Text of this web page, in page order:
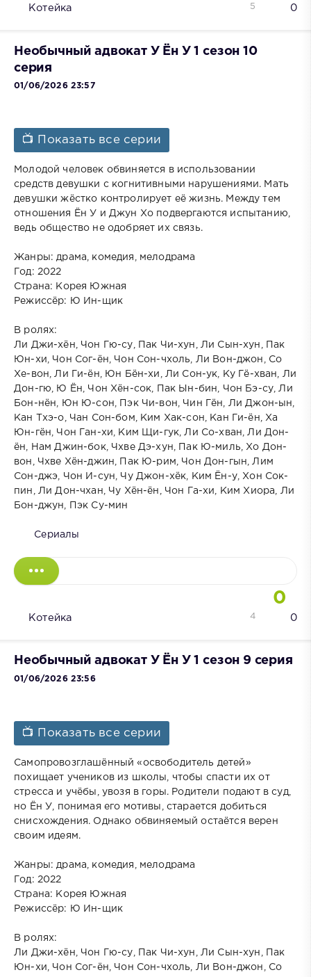
Котейка 0
5
Необычный адвокат У Ён У 1 сезон 10
серия
01/06/2026 23:57
📺 Показать все серии
Молодой человек обвиняется в использовании
средств девушки с когнитивными нарушениями. Мать
девушки жёстко контролирует её жизнь. Между тем
отношения Ён У и Джун Хо подвергаются испытанию,
ведь общество не одобряет их связь.
Жанры: драма, комедия, мелодрама
Год: 2022
Страна: Корея Южная
Режиссёр: Ю Ин-щик
В ролях:
Ли Джи-хён, Чон Гю-су, Пак Чи-хун, Ли Сын-хун, Пак
Юн-хи, Чон Сог-ён, Чон Сон-чхоль, Ли Вон-джон, Со
Хе-вон, Ли Ги-ён, Юн Бён-хи, Ли Сон-ук, Ку Гё-хван, Ли
Дон-гю, Ю Ён, Чон Хён-сок, Пак Ын-бин, Чон Бэ-су, Ли
Бон-нён, Юн Ю-сон, Пэк Чи-вон, Чин Гён, Ли Джон-ын,
Кан Тхэ-о, Чан Сон-бом, Ким Хак-сон, Кан Ги-ён, Ха
Юн-гён, Чон Ган-хи, Ким Щи-гук, Ли Со-хван, Ли Дон-
ён, Нам Джин-бок, Чхве Дэ-хун, Пак Ю-миль, Хо Дон-
вон, Чхве Хён-джин, Пак Ю-рим, Чон Дон-гын, Лим
Сон-джэ, Чон И-сун, Чу Джон-хёк, Ким Ён-у, Хон Сок-
пин, Ли Дон-чхан, Чу Хён-ён, Чон Га-хи, Ким Хиора, Ли
Бон-джун, Пэк Су-мин
Сериалы
0
Котейка 0
4
Необычный адвокат У Ён У 1 сезон 9 серия
01/06/2026 23:56
📺 Показать все серии
Самопровозглашённый «освободитель детей»
похищает учеников из школы, чтобы спасти их от
стресса и учёбы, увозя в горы. Родители подают в суд,
но Ён У, понимая его мотивы, старается добиться
снисхождения. Однако обвиняемый остаётся верен
своим идеям.
Жанры: драма, комедия, мелодрама
Год: 2022
Страна: Корея Южная
Режиссёр: Ю Ин-щик
В ролях:
Ли Джи-хён, Чон Гю-су, Пак Чи-хун, Ли Сын-хун, Пак
Юн-хи, Чон Сог-ён, Чон Сон-чхоль, Ли Вон-джон, Со